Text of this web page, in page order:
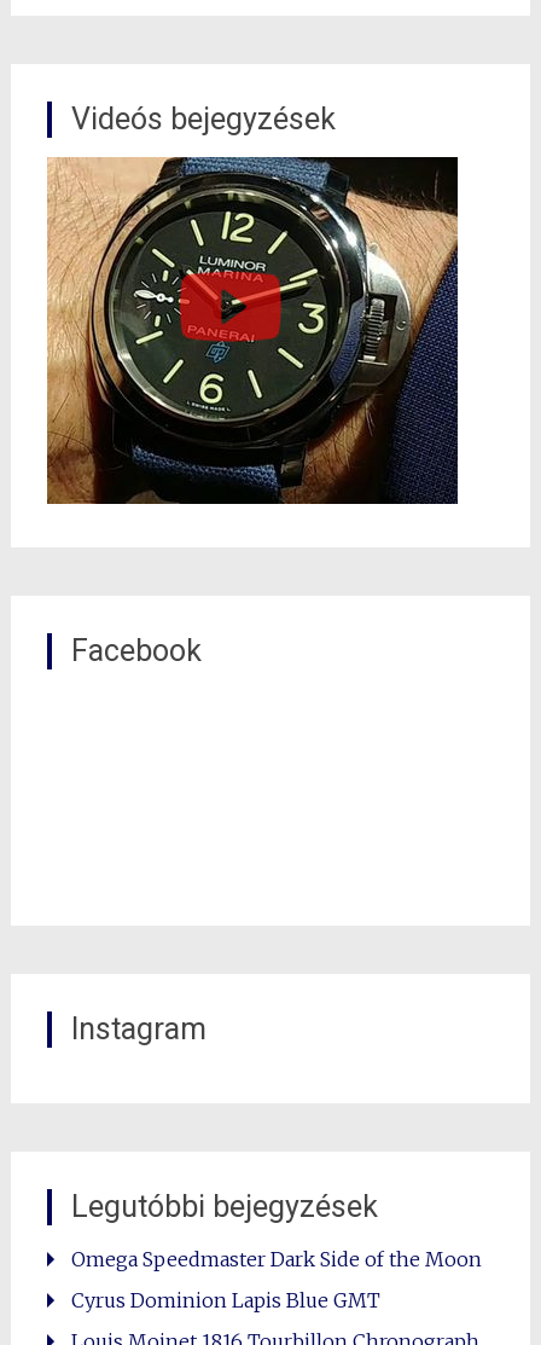
Videós bejegyzések
Facebook
Instagram
Legutóbbi bejegyzések
Omega Speedmaster Dark Side of the Moon
Cyrus Dominion Lapis Blue GMT